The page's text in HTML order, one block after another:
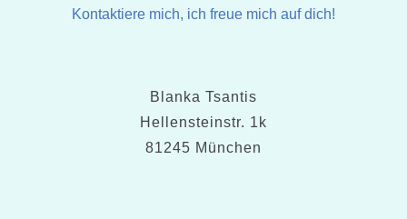
Kontaktiere mich, ich freue mich auf dich!
Blanka Tsantis
Hellensteinstr. 1k
81245 München